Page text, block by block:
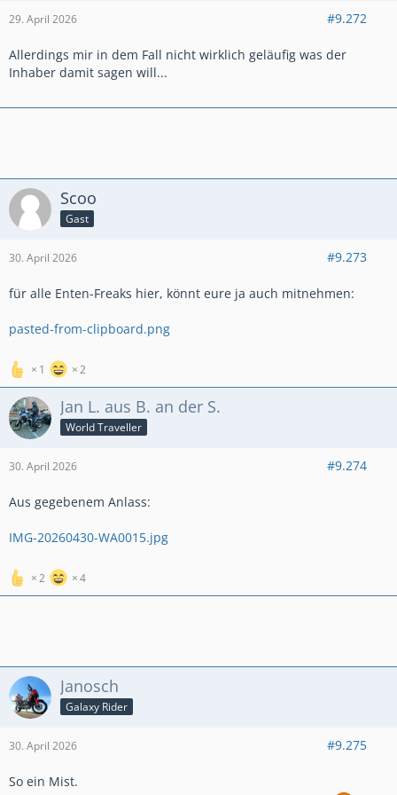
29. April 2026 #9.272
Allerdings mir in dem Fall nicht wirklich geläufig was der
Inhaber damit sagen will...
Scoo
Gast
30. April 2026 #9.273
für alle Enten-Freaks hier, könnt eure ja auch mitnehmen:
pasted-from-clipboard.png
1 2
Jan L. aus B. an der S.
World Traveller
30. April 2026 #9.274
Aus gegebenem Anlass:
IMG-20260430-WA0015.jpg
2 4
Janosch
Galaxy Rider
30. April 2026 #9.275
So ein Mist.